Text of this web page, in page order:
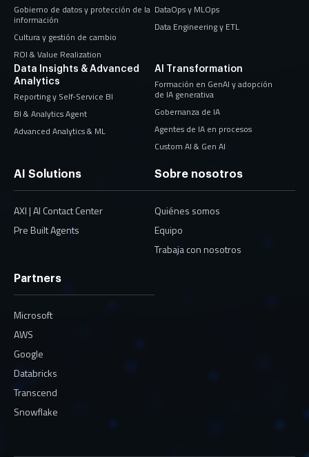
Gobierno de datos y protección de la
información
Cultura y gestión de cambio
ROI & Value Realization
DataOps y MLOps
Data Engineering y ETL
Data Insights & Advanced
Analytics
Reporting y Self-Service BI
BI & Analytics Agent
Advanced Analytics & ML
AI Transformation
Formación en GenAI y adopción
de IA generativa
Gobernanza de IA
Agentes de IA en procesos
Custom AI & Gen AI
AI Solutions
AXI | AI Contact Center
Pre Built Agents
Sobre nosotros
Quiénes somos
Equipo
Trabaja con nosotros
Partners
Microsoft
AWS
Google
Databricks
Transcend
Snowflake